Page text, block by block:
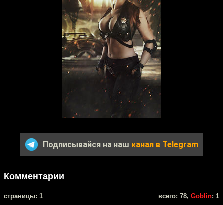
Подписывайся на наш канал в Telegram
Комментарии
cтраницы: 1 всего: 78, Goblin: 1